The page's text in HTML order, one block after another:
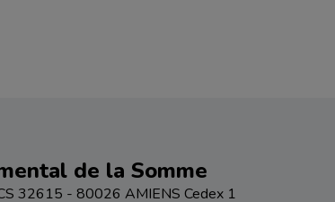
de la Somme
32615 - 80026 AMIENS Cedex 1